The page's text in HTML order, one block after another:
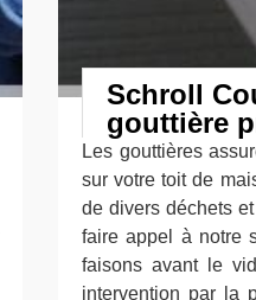
Schroll
gouttière
Les gouttières
sur votre toit de
de divers déchets
faire appel à notre
faisons avant le
intervention par la